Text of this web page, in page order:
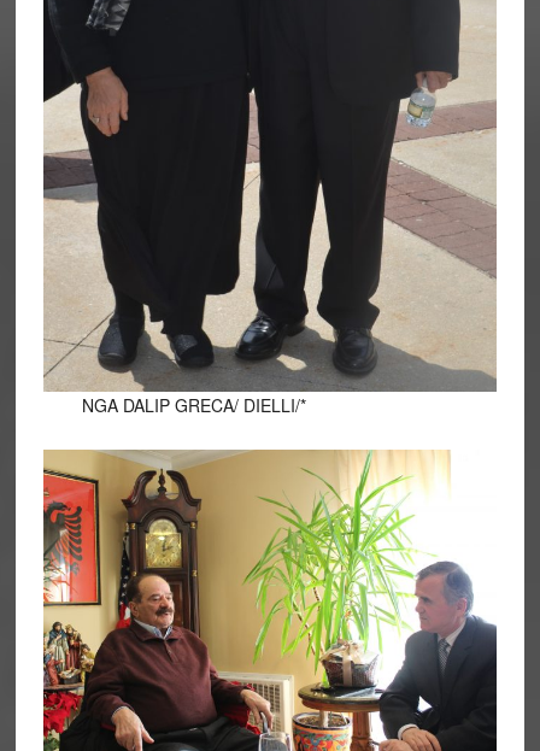
NGA DALIP GRECA/ DIELLI/*